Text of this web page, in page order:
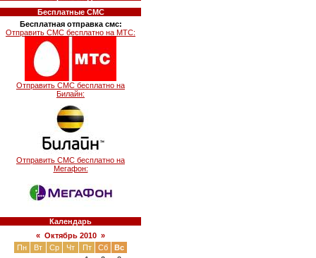
Бесплатные СМС
Бесплатная отправка смс:
Отправить СМС бесплатно на МТС:
Отправить СМС бесплатно на
Билайн:
Отправить СМС бесплатно на
Мегафон:
Календарь
« Октябрь 2010 »
Пн
Вт Ср Чт Пт Сб
Вс